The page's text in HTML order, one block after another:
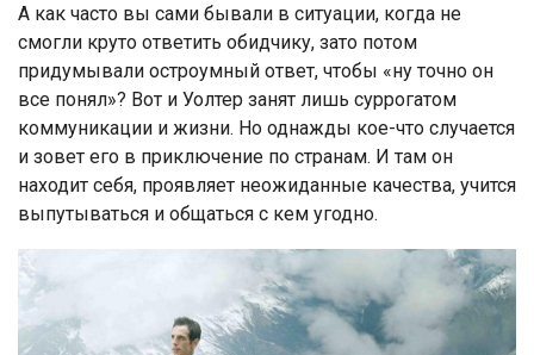
А как часто вы сами бывали в ситуации, когда не
смогли круто ответить обидчику, зато потом
придумывали остроумный ответ, чтобы «ну точно он
все понял»? Вот и Уолтер занят лишь суррогатом
коммуникации и жизни. Но однажды кое-что случается
и зовет его в приключение по странам. И там он
находит себя, проявляет неожиданные качества, учится
выпутываться и общаться с кем угодно.